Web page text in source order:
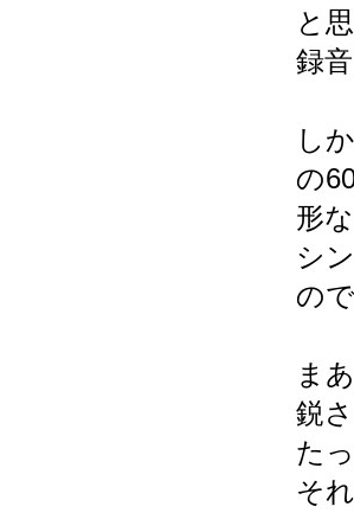
と
録
し
の
形
シ
の
ま
鋭
た
そ